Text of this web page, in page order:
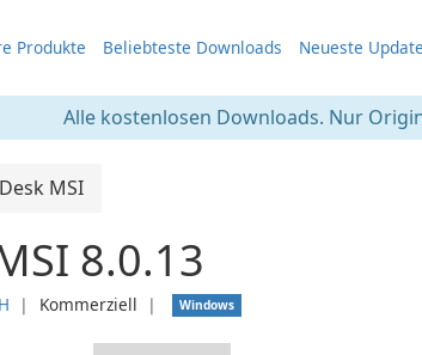
Produkte Beliebteste Downloads Neueste
Alle kostenlosen Downloads. Nur
MSI
8.0.13
❘ Kommerziell ❘ Windows